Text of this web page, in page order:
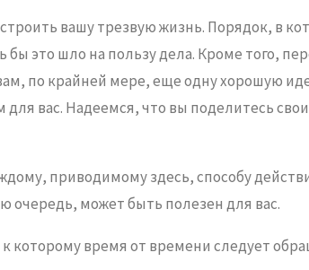
вашу трезвую жизнь. Порядок, в
это шло на пользу дела. Кроме того,
по крайней мере, еще одну хорошую
вас. Надеемся, что вы поделитесь
приводимому здесь, способу
очередь, может быть полезен для вас.
которому время от времени следует